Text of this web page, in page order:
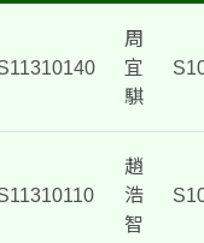
周
宜
騏
趙
浩
智